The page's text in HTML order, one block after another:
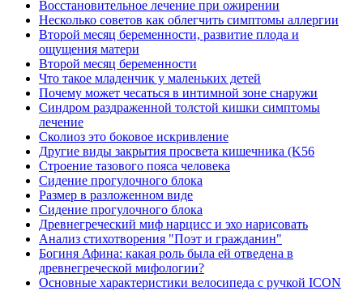
Восстановительное лечение при ожирении
Несколько советов как облегчить симптомы аллергии
Второй месяц беременности, развитие плода и
ощущения матери
Второй месяц беременности
Что такое младенчик у маленьких детей
Почему может чесаться в интимной зоне снаружи
Синдром раздраженной толстой кишки симптомы
лечение
Сколиоз это боковое искривление
Другие виды закрытия просвета кишечника (K56
Строение тазового пояса человека
Сидение прогулочного блока
Размер в разложенном виде
Сидение прогулочного блока
Древнегреческий миф нарцисс и эхо нарисовать
Анализ стихотворения "Поэт и гражданин"
Богиня Афина: какая роль была ей отведена в
древнегреческой мифологии?
Основные характеристики велосипеда с ручкой ICON